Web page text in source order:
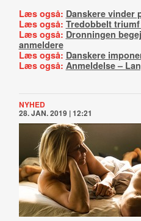
Læs også: Danskere vinder
Læs også: Tredobbelt
Læs også: Dronningen
anmeldere
Læs også: Danskere
Læs også: Anmeldelse –
NYHED
28. JAN. 2019 | 12:21